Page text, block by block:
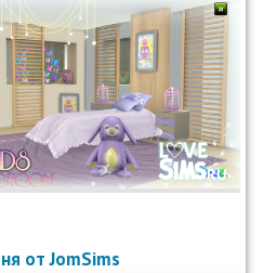
от JomSims